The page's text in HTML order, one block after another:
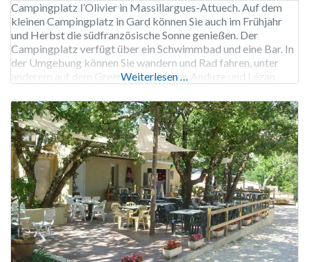
Campingplatz l’Olivier in Massillargues-Attuech. Auf dem
kleinen Campingplatz in Gard können Sie auch im Frühjahr
und Herbst die südfranzösische Sonne genießen. Der
Campingplatz verfügt über ein Schwimmbad und eine Bar. In
der Umgebung können Sie wandern und Rad fahren, unter
anderem auf dem Greenway zwischen Anduze und Lézan,
Radweg eingerichtet wurde.
Weiterlesen …